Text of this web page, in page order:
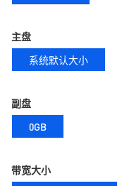
主盘
系统默认大小
副盘
0GB
带宽大小